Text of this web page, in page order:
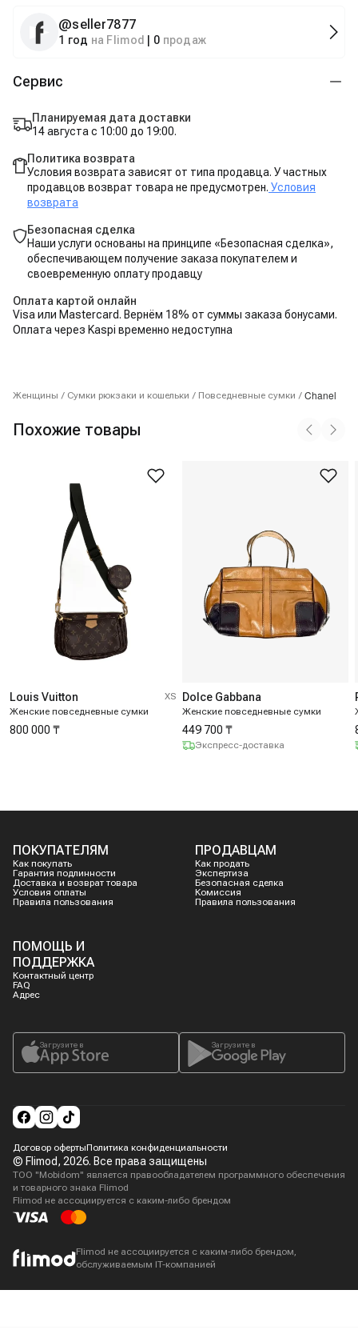
@seller7877
1 год на Flimod 0 продаж
Сервис
Планируемая дата доставки
14 августа с 10:00 до 19:00.
Политика возврата
Условия возврата зависят от типа продавца. У частных
продавцов возврат товара не предусмотрен. Условия
возврата
Безопасная сделка
Наши услуги основаны на принципе «Безопасная сделка»,
обеспечивающем получение заказа покупателем и
своевременную оплату продавцу
Оплата картой онлайн
Visa или Mastercard. Вернём 18% от суммы заказа бонусами.
Оплата через Kaspi временно недоступна
Женщины / Сумки рюкзаки и кошельки / Повседневные сумки / Chanel
Похожие товары
Louis Vuitton
Женские повседневные сумки
XS
800 000 ₸
Dolce Gabbana
Женские повседневные сумки
449 700 ₸
Экспресс-доставка
ПОКУПАТЕЛЯМ
Как покупать
Гарантия подлинности
Доставка и возврат товара
Условия оплаты
Правила пользования
ПРОДАВЦАМ
Как продать
Экспертиза
Безопасная сделка
Комиссия
Правила пользования
ПОМОЩЬ И
ПОДДЕРЖКА
Контактный центр
FAQ
Адрес
Загрузите в Загрузите в
Договор офертыПолитика конфиденциальности
© Flimod, 2026. Все права защищены
ТОО "Mobidom" является правообладателем программного обеспечения
и товарного знака Flimod
Flimod не ассоциируется с каким-либо брендом
Flimod не ассоциируется с каким-либо брендом,
обслуживаемым IT-компанией